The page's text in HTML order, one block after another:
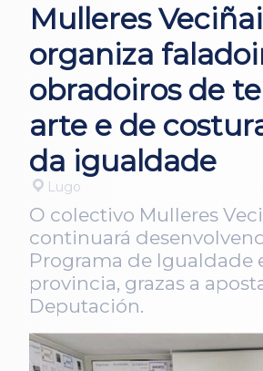
Mulleres
organiza
obradoiros de
arte e de
da igualdade
Lugo
O colectivo Mulleres
continuará
Programa de Igualdade
provincia, grazas a
Deputación.